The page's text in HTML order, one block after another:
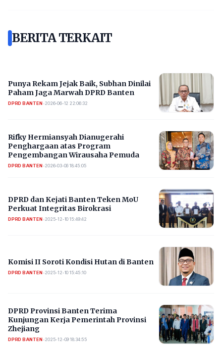
BERITA TERKAIT
Punya Rekam Jejak Baik, Subhan Dinilai
Paham Jaga Marwah DPRD Banten
DPRD BANTEN•2026-06-12 22:06:32
Rifky Hermiansyah Dianugerahi
Penghargaan atas Program
Pengembangan Wirausaha Pemuda
DPRD BANTEN•2026-03-06 18:45:05
DPRD dan Kejati Banten Teken MoU
Perkuat Integritas Birokrasi
DPRD BANTEN•2025-12-10 15:49:42
Komisi II Soroti Kondisi Hutan di Banten
DPRD BANTEN•2025-12-10 15:45:10
DPRD Provinsi Banten Terima
Kunjungan Kerja Pemerintah Provinsi
Zhejiang
DPRD BANTEN•2025-12-09 18:34:55